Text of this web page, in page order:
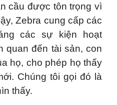
cầu được tôn trọng vì
Zebra cung cấp các
các sự kiện hoạt
quan đến tài sản, con
họ, cho phép họ thấy
Chúng tôi gọi đó là
thấy.